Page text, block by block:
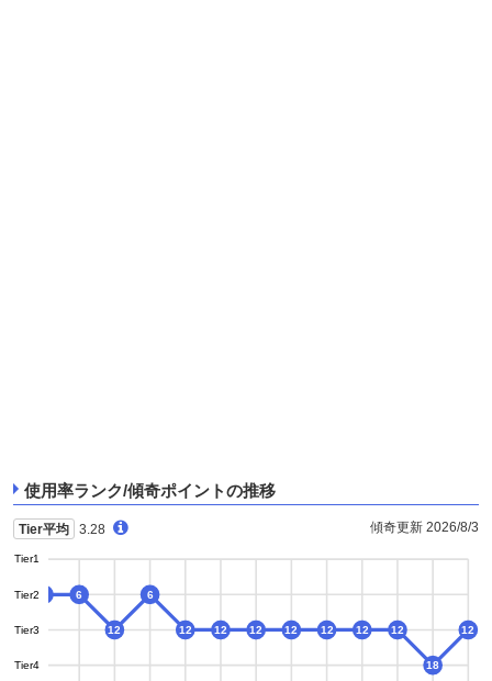
使用率ランク/傾奇ポイントの推移
Tier平均 3.28 傾奇更新 2026/8/3
Tier1
Tier2
Tier3
Tier4
6
12
6
12 12 12 12 12 12 12
18
12